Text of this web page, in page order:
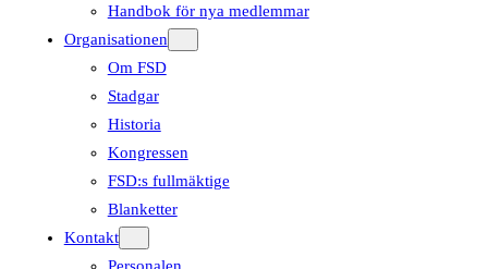
Handbok för nya medlemmar
Organisationen
Om FSD
Stadgar
Historia
Kongressen
FSD:s fullmäktige
Blanketter
Kontakt